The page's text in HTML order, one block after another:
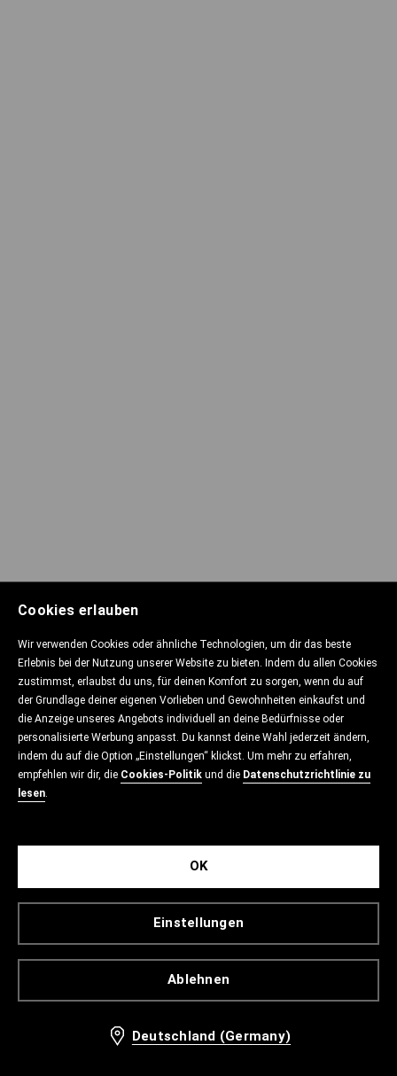
Cookies erlauben
Wir verwenden Cookies oder ähnliche Technologien, um dir das beste
Erlebnis bei der Nutzung unserer Website zu bieten. Indem du allen Cookies
zustimmst, erlaubst du uns, für deinen Komfort zu sorgen, wenn du auf
der Grundlage deiner eigenen Vorlieben und Gewohnheiten einkaufst und
die Anzeige unseres Angebots individuell an deine Bedürfnisse oder
personalisierte Werbung anpasst. Du kannst deine Wahl jederzeit ändern,
indem du auf die Option „Einstellungen“ klickst. Um mehr zu erfahren,
empfehlen wir dir, die Cookies-Politik und die Datenschutzrichtlinie zu
lesen.
Ablehnen
Einstellungen
OK
Deutschland (Germany)